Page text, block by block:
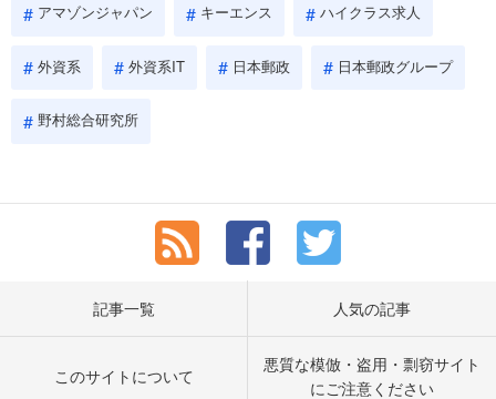
アマゾンジャパン キーエンス ハイクラス求人
外資系 外資系IT 日本郵政 日本郵政グループ
野村総合研究所
記事一覧 人気の記事
このサイトについて
悪質な模倣・盗用・剽窃サイト
にご注意ください